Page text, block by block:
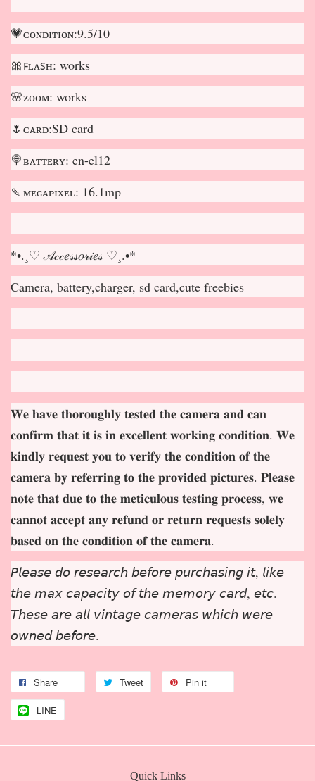
💗ᴄᴏɴᴅɪᴛɪᴏɴ:9.5/10
🎀ꜰʟᴀꜱʜ: works
🌸ᴢᴏᴏᴍ: works
🌷ᴄᴀʀᴅ:SD card
🍭ʙᴀᴛᴛᴇʀʏ: en-el12
🍡ᴍᴇɢᴀᴘɪxᴇʟ: 16.1mp
*•.¸♡ 𝒜𝒸𝒸𝑒𝓈𝓈𝑜𝓇𝒾𝑒𝓈 ♡¸.•*
Camera, battery,charger, sd card,cute freebies
𝐖𝐞 𝐡𝐚𝐯𝐞 𝐭𝐡𝐨𝐫𝐨𝐮𝐠𝐡𝐥𝐲 𝐭𝐞𝐬𝐭𝐞𝐝 𝐭𝐡𝐞 𝐜𝐚𝐦𝐞𝐫𝐚 𝐚𝐧𝐝 𝐜𝐚𝐧
𝐜𝐨𝐧𝐟𝐢𝐫𝐦 𝐭𝐡𝐚𝐭 𝐢𝐭 𝐢𝐬 𝐢𝐧 𝐞𝐱𝐜𝐞𝐥𝐥𝐞𝐧𝐭 𝐰𝐨𝐫𝐤𝐢𝐧𝐠 𝐜𝐨𝐧𝐝𝐢𝐭𝐢𝐨𝐧. 𝐖𝐞
𝐤𝐢𝐧𝐝𝐥𝐲 𝐫𝐞𝐪𝐮𝐞𝐬𝐭 𝐲𝐨𝐮 𝐭𝐨 𝐯𝐞𝐫𝐢𝐟𝐲 𝐭𝐡𝐞 𝐜𝐨𝐧𝐝𝐢𝐭𝐢𝐨𝐧 𝐨𝐟 𝐭𝐡𝐞
𝐜𝐚𝐦𝐞𝐫𝐚 𝐛𝐲 𝐫𝐞𝐟𝐞𝐫𝐫𝐢𝐧𝐠 𝐭𝐨 𝐭𝐡𝐞 𝐩𝐫𝐨𝐯𝐢𝐝𝐞𝐝 𝐩𝐢𝐜𝐭𝐮𝐫𝐞𝐬. 𝐏𝐥𝐞𝐚𝐬𝐞
𝐧𝐨𝐭𝐞 𝐭𝐡𝐚𝐭 𝐝𝐮𝐞 𝐭𝐨 𝐭𝐡𝐞 𝐦𝐞𝐭𝐢𝐜𝐮𝐥𝐨𝐮𝐬 𝐭𝐞𝐬𝐭𝐢𝐧𝐠 𝐩𝐫𝐨𝐜𝐞𝐬𝐬, 𝐰𝐞
𝐜𝐚𝐧𝐧𝐨𝐭 𝐚𝐜𝐜𝐞𝐩𝐭 𝐚𝐧𝐲 𝐫𝐞𝐟𝐮𝐧𝐝 𝐨𝐫 𝐫𝐞𝐭𝐮𝐫𝐧 𝐫𝐞𝐪𝐮𝐞𝐬𝐭𝐬 𝐬𝐨𝐥𝐞𝐥𝐲
𝐛𝐚𝐬𝐞𝐝 𝐨𝐧 𝐭𝐡𝐞 𝐜𝐨𝐧𝐝𝐢𝐭𝐢𝐨𝐧 𝐨𝐟 𝐭𝐡𝐞 𝐜𝐚𝐦𝐞𝐫𝐚.
𝘗𝘭𝘦𝘢𝘴𝘦 𝘥𝘰 𝘳𝘦𝘴𝘦𝘢𝘳𝘤𝘩 𝘣𝘦𝘧𝘰𝘳𝘦 𝘱𝘶𝘳𝘤𝘩𝘢𝘴𝘪𝘯𝘨 𝘪𝘵, 𝘭𝘪𝘬𝘦
𝘵𝘩𝘦 𝘮𝘢𝘹 𝘤𝘢𝘱𝘢𝘤𝘪𝘵𝘺 𝘰𝘧 𝘵𝘩𝘦 𝘮𝘦𝘮𝘰𝘳𝘺 𝘤𝘢𝘳𝘥, 𝘦𝘵𝘤.
𝘛𝘩𝘦𝘴𝘦 𝘢𝘳𝘦 𝘢𝘭𝘭 𝘷𝘪𝘯𝘵𝘢𝘨𝘦 𝘤𝘢𝘮𝘦𝘳𝘢𝘴 𝘸𝘩𝘪𝘤𝘩 𝘸𝘦𝘳𝘦
𝘰𝘸𝘯𝘦𝘥 𝘣𝘦𝘧𝘰𝘳𝘦.
Share Tweet Pin it
LINE
Quick Links